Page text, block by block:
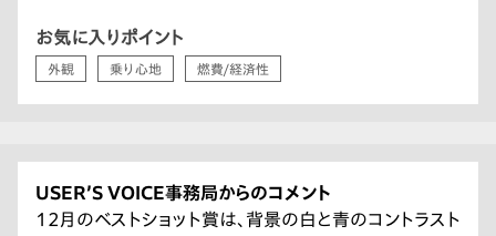
お気に入りポイント
外観 乗り心地 燃費/経済性
USER’S VOICE事務局からのコメント
12月のベストショット賞は、背景の白と青のコントラスト